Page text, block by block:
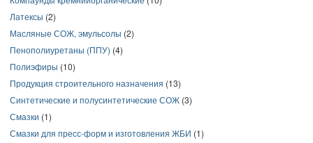
Латексы (2)
Масляные СОЖ, эмульсолы (2)
Пенополиуретаны (ППУ) (4)
Полиэфиры (10)
Продукция строительного назначения (13)
Синтетические и полусинтетические СОЖ (3)
Смазки (1)
Смазки для пресс-форм и изготовления ЖБИ (1)